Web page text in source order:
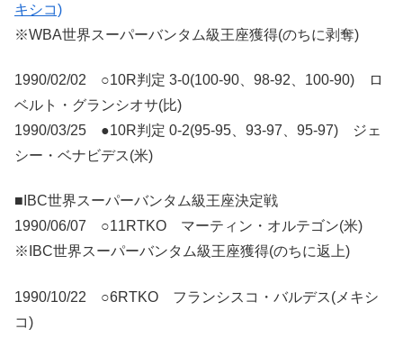
キシコ)
※WBA世界スーパーバンタム級王座獲得(のちに剥奪)
1990/02/02 ○10R判定 3-0(100-90、98-92、100-90) ロ
ベルト・グランシオサ(比)
1990/03/25 ●10R判定 0-2(95-95、93-97、95-97) ジェ
シー・ベナビデス(米)
■IBC世界スーパーバンタム級王座決定戦
1990/06/07 ○11RTKO マーティン・オルテゴン(米)
※IBC世界スーパーバンタム級王座獲得(のちに返上)
1990/10/22 ○6RTKO フランシスコ・バルデス(メキシ
コ)